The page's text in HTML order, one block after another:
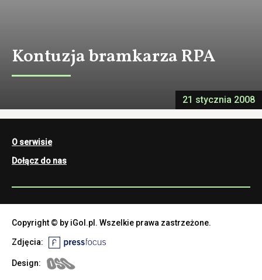
21 stycznia 2008
Kontuzja bramkarza RPA
O serwisie
Dołącz do nas
Copyright © by iGol.pl. Wszelkie prawa zastrzeżone.
Zdjęcia:
Design: